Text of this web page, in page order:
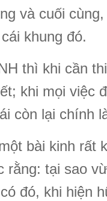
và cuối
khung đó.
thì khi cần
khi mọi việc
còn lại chính
bài kinh rất
rằng: tại sao
đó, khi hiện